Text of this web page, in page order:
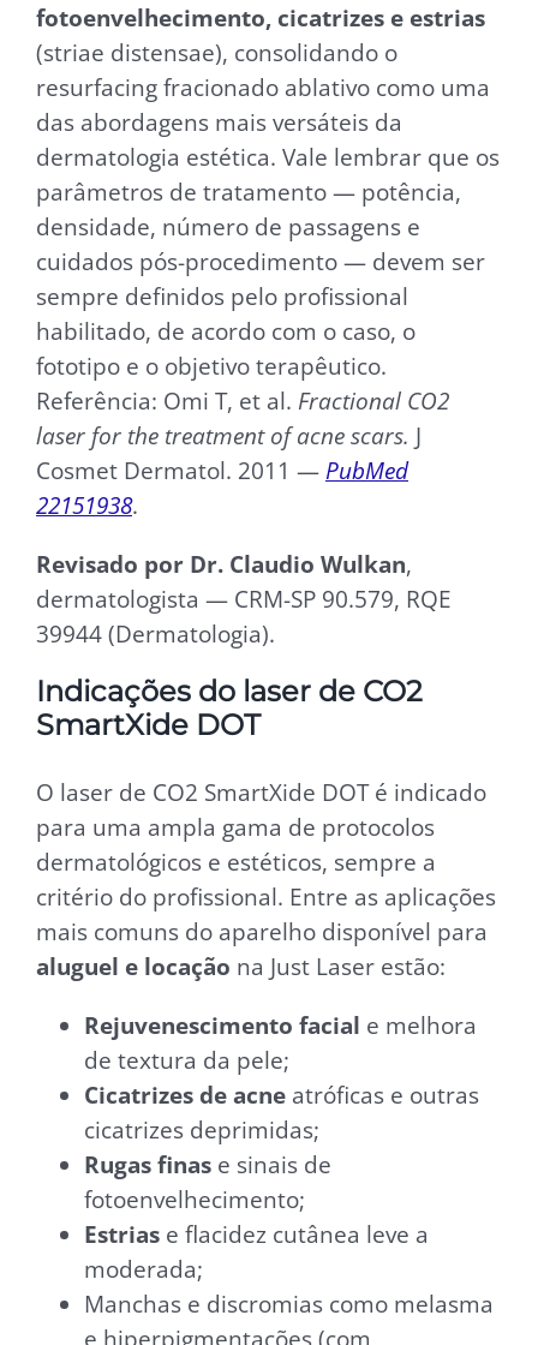
fotoenvelhecimento, cicatrizes e estrias
(striae distensae), consolidando o
resurfacing fracionado ablativo como uma
das abordagens mais versáteis da
dermatologia estética. Vale lembrar que os
parâmetros de tratamento — potência,
densidade, número de passagens e
cuidados pós-procedimento — devem ser
sempre definidos pelo profissional
habilitado, de acordo com o caso, o
fototipo e o objetivo terapêutico.
Referência: Omi T, et al. Fractional CO2
laser for the treatment of acne scars. J
Cosmet Dermatol. 2011 — PubMed
22151938.
Revisado por Dr. Claudio Wulkan,
dermatologista — CRM-SP 90.579, RQE
39944 (Dermatologia).
Indicações do laser de CO2
SmartXide DOT
O laser de CO2 SmartXide DOT é indicado
para uma ampla gama de protocolos
dermatológicos e estéticos, sempre a
critério do profissional. Entre as aplicações
mais comuns do aparelho disponível para
aluguel e locação na Just Laser estão:
Rejuvenescimento facial e melhora
de textura da pele;
Cicatrizes de acne atróficas e outras
cicatrizes deprimidas;
Rugas finas e sinais de
fotoenvelhecimento;
Estrias e flacidez cutânea leve a
moderada;
Manchas e discromias como melasma
e hiperpigmentações (com